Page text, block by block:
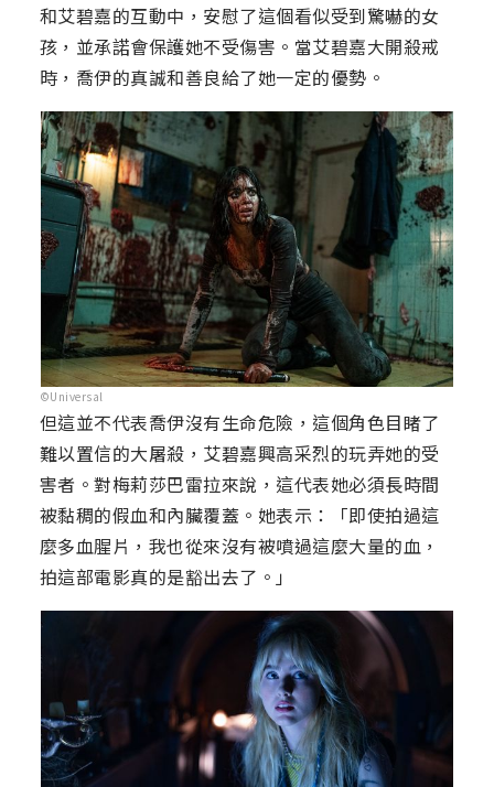
和艾碧嘉的互動中，安慰了這個看似受到驚嚇的女
孩，並承諾會保護她不受傷害。當艾碧嘉大開殺戒
時，喬伊的真誠和善良給了她一定的優勢。
©Universal
但這並不代表喬伊沒有生命危險，這個角色目睹了
難以置信的大屠殺，艾碧嘉興高采烈的玩弄她的受
害者。對梅莉莎巴雷拉來說，這代表她必須長時間
被黏稠的假血和內臟覆蓋。她表示：「即使拍過這
麼多血腥片，我也從來沒有被噴過這麼大量的血，
拍這部電影真的是豁出去了。」